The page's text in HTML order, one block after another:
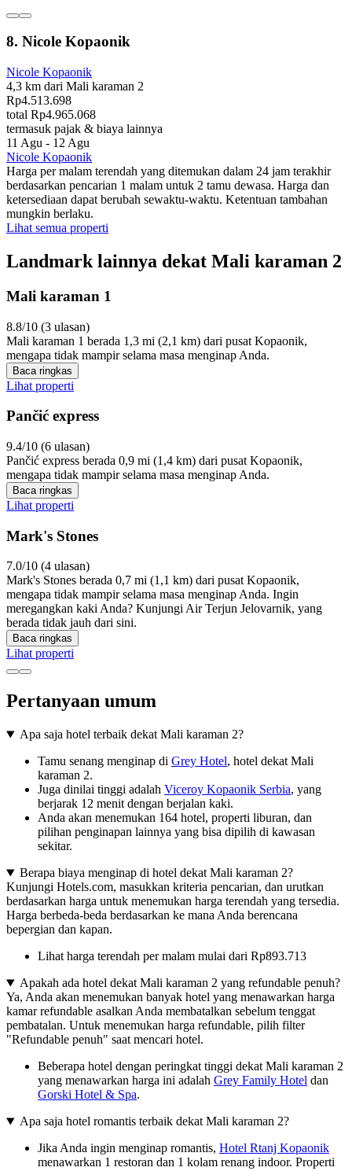
8. Nicole Kopaonik
Nicole Kopaonik
4,3 km dari Mali karaman 2
Rp4.513.698
total Rp4.965.068
termasuk pajak & biaya lainnya
11 Agu - 12 Agu
Nicole Kopaonik
Harga per malam terendah yang ditemukan dalam 24 jam terakhir
berdasarkan pencarian 1 malam untuk 2 tamu dewasa. Harga dan
ketersediaan dapat berubah sewaktu-waktu. Ketentuan tambahan
mungkin berlaku.
Lihat semua properti
Landmark lainnya dekat Mali karaman 2
Mali karaman 1
8.8/10 (3 ulasan)
Mali karaman 1 berada 1,3 mi (2,1 km) dari pusat Kopaonik,
mengapa tidak mampir selama masa menginap Anda.
Baca ringkas
Lihat properti
Pančić express
9.4/10 (6 ulasan)
Pančić express berada 0,9 mi (1,4 km) dari pusat Kopaonik,
mengapa tidak mampir selama masa menginap Anda.
Baca ringkas
Lihat properti
Mark's Stones
7.0/10 (4 ulasan)
Mark's Stones berada 0,7 mi (1,1 km) dari pusat Kopaonik,
mengapa tidak mampir selama masa menginap Anda. Ingin
meregangkan kaki Anda? Kunjungi Air Terjun Jelovarnik, yang
berada tidak jauh dari sini.
Baca ringkas
Lihat properti
Pertanyaan umum
Apa saja hotel terbaik dekat Mali karaman 2?
Tamu senang menginap di Grey Hotel, hotel dekat Mali
karaman 2.
Juga dinilai tinggi adalah Viceroy Kopaonik Serbia, yang
berjarak 12 menit dengan berjalan kaki.
Anda akan menemukan 164 hotel, properti liburan, dan
pilihan penginapan lainnya yang bisa dipilih di kawasan
sekitar.
Berapa biaya menginap di hotel dekat Mali karaman 2?
Kunjungi Hotels.com, masukkan kriteria pencarian, dan urutkan
berdasarkan harga untuk menemukan harga terendah yang tersedia.
Harga berbeda-beda berdasarkan ke mana Anda berencana
bepergian dan kapan.
Lihat harga terendah per malam mulai dari Rp893.713
Apakah ada hotel dekat Mali karaman 2 yang refundable penuh?
Ya, Anda akan menemukan banyak hotel yang menawarkan harga
kamar refundable asalkan Anda membatalkan sebelum tenggat
pembatalan. Untuk menemukan harga refundable, pilih filter
"Refundable penuh" saat mencari hotel.
Beberapa hotel dengan peringkat tinggi dekat Mali karaman 2
yang menawarkan harga ini adalah Grey Family Hotel dan
Gorski Hotel & Spa.
Apa saja hotel romantis terbaik dekat Mali karaman 2?
Jika Anda ingin menginap romantis, Hotel Rtanj Kopaonik
menawarkan 1 restoran dan 1 kolam renang indoor. Properti